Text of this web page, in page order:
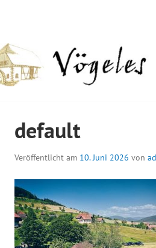
default
Veröffentlicht am 10. Juni 2026 von